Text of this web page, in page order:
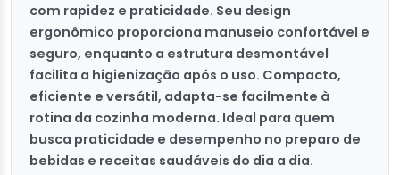
com rapidez e praticidade. Seu design
ergonômico proporciona manuseio confortável e
seguro, enquanto a estrutura desmontável
facilita a higienização após o uso. Compacto,
eficiente e versátil, adapta-se facilmente à
rotina da cozinha moderna. Ideal para quem
busca praticidade e desempenho no preparo de
bebidas e receitas saudáveis do dia a dia.